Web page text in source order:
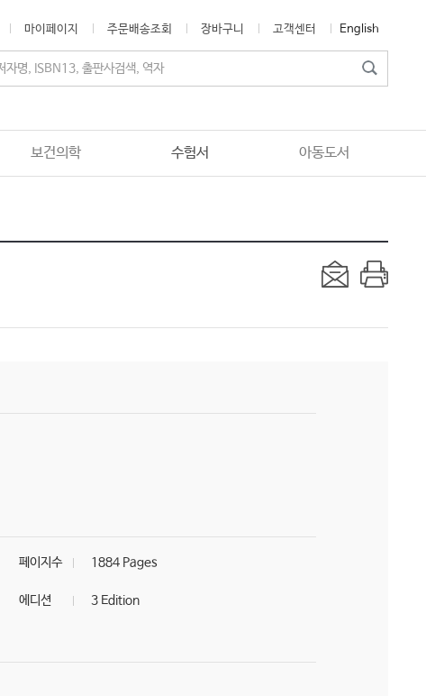
마이페이지 주문배송조회 장바구니 고객센터 English
보건의학 수험서 아동도서
페이지수 1884 Pages
에디션 3 Edition